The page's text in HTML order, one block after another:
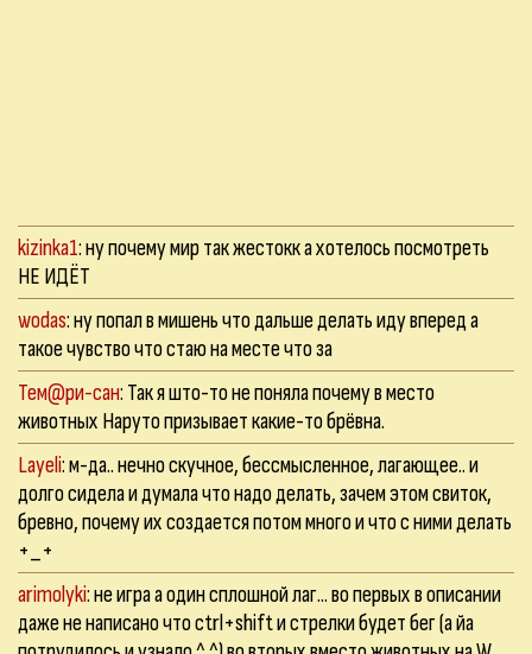
kizinka1: ну почему мир так жестокк а хотелось посмотреть
НЕ ИДЁТ
wodas: ну попал в мишень что дальше делать иду вперед а
такое чувство что стаю на месте что за
Тем@ри-сан: Так я што-то не поняла почему в место
животных Наруто призывает какие-то брёвна.
Layeli: м-да.. нечно скучное, бессмысленное, лагающее.. и
долго сидела и думала что надо делать, зачем этом свиток,
бревно, почему их создается потом много и что с ними делать
+_+
arimolyki: не игра а один сплошной лаг... во первых в описании
даже не написано что ctrl+shift и стрелки будет бег (а йа